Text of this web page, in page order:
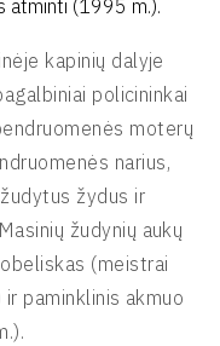
atminti (1995 m.).
kapinių dalyje
policininkai
moterų
narius,
žydus ir
žudynių aukų
(meistrai
paminklinis akmuo